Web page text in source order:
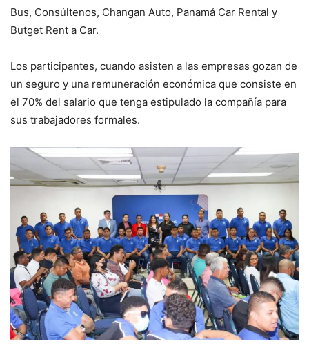
Bus, Consúltenos, Changan Auto, Panamá Car Rental y
Butget Rent a Car.
Los participantes, cuando asisten a las empresas gozan de
un seguro y una remuneración económica que consiste en
el 70% del salario que tenga estipulado la compañía para
sus trabajadores formales.